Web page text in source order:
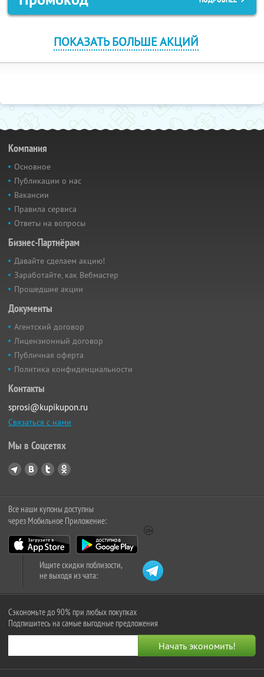
ПОКАЗАТЬ БОЛЬШЕ АКЦИЙ
Компания
Основное
Публикации о нас
Вакансии
Правила сервиса
Ответы на вопросы
Бизнес-Партнёрам
Давайте сделаем акцию!
Заработайте, как Вебмастер
Прошедшие акции
Документы
Агентский договор
Лицензионный договор
Публичная оферта
Политика конфиденциальности
Контакты
sprosi@kupikupon.ru
Связаться с нами
Мы в Соцсетях
Все наши купоны доступны
через Мобильное Приложение:
Ищите скидки поблизости,
не выходя из чата:
Сэкономьте до 90% при любых покупках
Подпишитесь на самые выгодные предложения